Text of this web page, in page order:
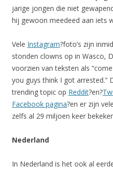
jarige jongen die niet
hij gewoon meedeed aan iets
Vele Instagram?foto’s zijn
stonden clowns op in Wasco,
voorzien van teksten als
you guys think I got arrested.”
trending topic op Reddit?en?
Facebook pagina?en er zijn
zelfs al 29 miljoen keer
Nederland
In Nederland is het ook al